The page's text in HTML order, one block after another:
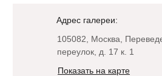
Адрес галереи:
105082, Москва,
переулок, д. 17 к. 1
Показать на карте